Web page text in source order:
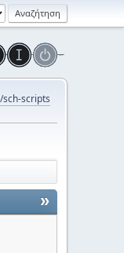
sch-scripts
»